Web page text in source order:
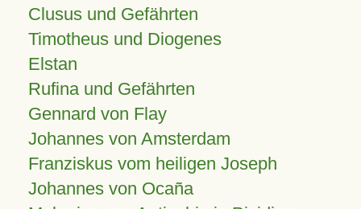
Clusus und Gefährten
Timotheus und Diogenes
Elstan
Rufina und Gefährten
Gennard von Flay
Johannes von Amsterdam
Franziskus vom heiligen Joseph
Johannes von Ocaña